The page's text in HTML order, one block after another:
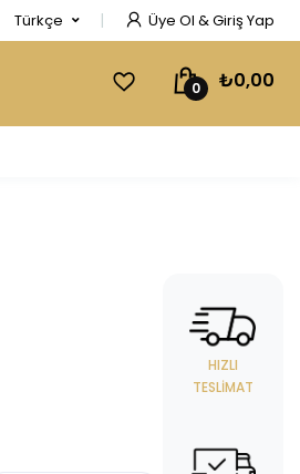
Türkçe Üye Ol & Giriş Yap
0 ₺0,00
HIZLI
TESLIMAT